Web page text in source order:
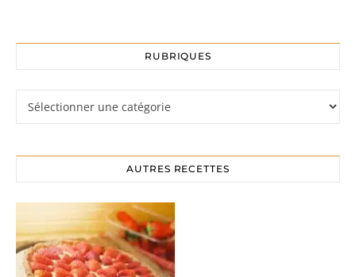
RUBRIQUES
AUTRES RECETTES